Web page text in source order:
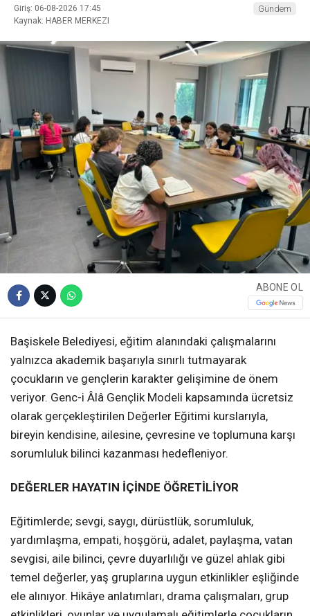
Giriş: 06-08-2026 17:45
Kaynak: HABER MERKEZI
Gündem
ABONE OL
Başiskele Belediyesi, eğitim alanındaki çalışmalarını
yalnızca akademik başarıyla sınırlı tutmayarak
çocukların ve gençlerin karakter gelişimine de önem
veriyor. Genc-i Âlâ Gençlik Modeli kapsamında ücretsiz
olarak gerçekleştirilen Değerler Eğitimi kurslarıyla,
bireyin kendisine, ailesine, çevresine ve toplumuna karşı
sorumluluk bilinci kazanması hedefleniyor.
DEĞERLER HAYATIN İÇİNDE ÖĞRETİLİYOR
Eğitimlerde; sevgi, saygı, dürüstlük, sorumluluk,
yardımlaşma, empati, hoşgörü, adalet, paylaşma, vatan
sevgisi, aile bilinci, çevre duyarlılığı ve güzel ahlak gibi
temel değerler, yaş gruplarına uygun etkinlikler eşliğinde
ele alınıyor. Hikâye anlatımları, drama çalışmaları, grup